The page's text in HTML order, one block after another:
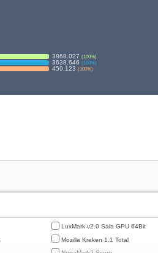
3868.027 (100%)
3638.646 (100%)
459.123 (100%)
LuxMark v2.0 Sala GPU 64Bit
Mozilla Kraken 1.1 Total